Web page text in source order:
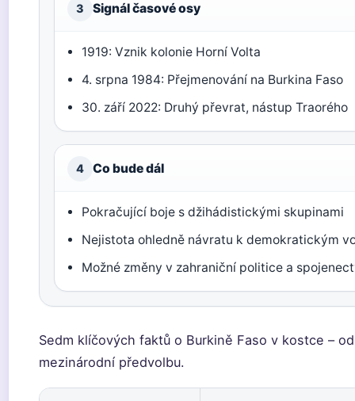
3 Signál časové osy
1919: Vznik kolonie Horní Volta
4. srpna 1984: Přejmenování na Burkina Faso
30. září 2022: Druhý převrat, nástup Traorého
4 Co bude dál
Pokračující boje s džihádistickými skupinami
Nejistota ohledně návratu k demokratickým
Možné změny v zahraniční politice a
Sedm klíčových faktů o Burkině Faso v kostce –
mezinárodní předvolbu.